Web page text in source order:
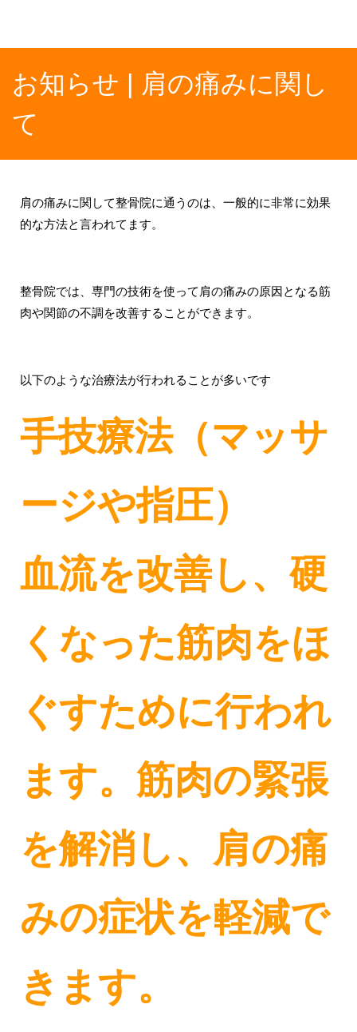
お知らせ | 肩の痛みに関し
て
肩の痛みに関して整骨院に通うのは、一般的に非常に効果
的な方法と言われてます。
整骨院では、専門の技術を使って肩の痛みの原因となる筋
肉や関節の不調を改善することができます。
以下のような治療法が行われることが多いです
手技療法（マッサ
ージや指圧）
血流を改善し、硬
くなった筋肉をほ
ぐすために行われ
ます。筋肉の緊張
を解消し、肩の痛
みの症状を軽減で
きます。